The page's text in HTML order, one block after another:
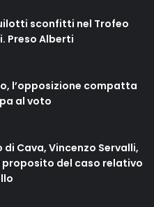
sconfitti nel Trofeo
Preso Alberti
l’opposizione compatta
al voto
di Cava, Vincenzo Servalli,
proposito del caso relativo